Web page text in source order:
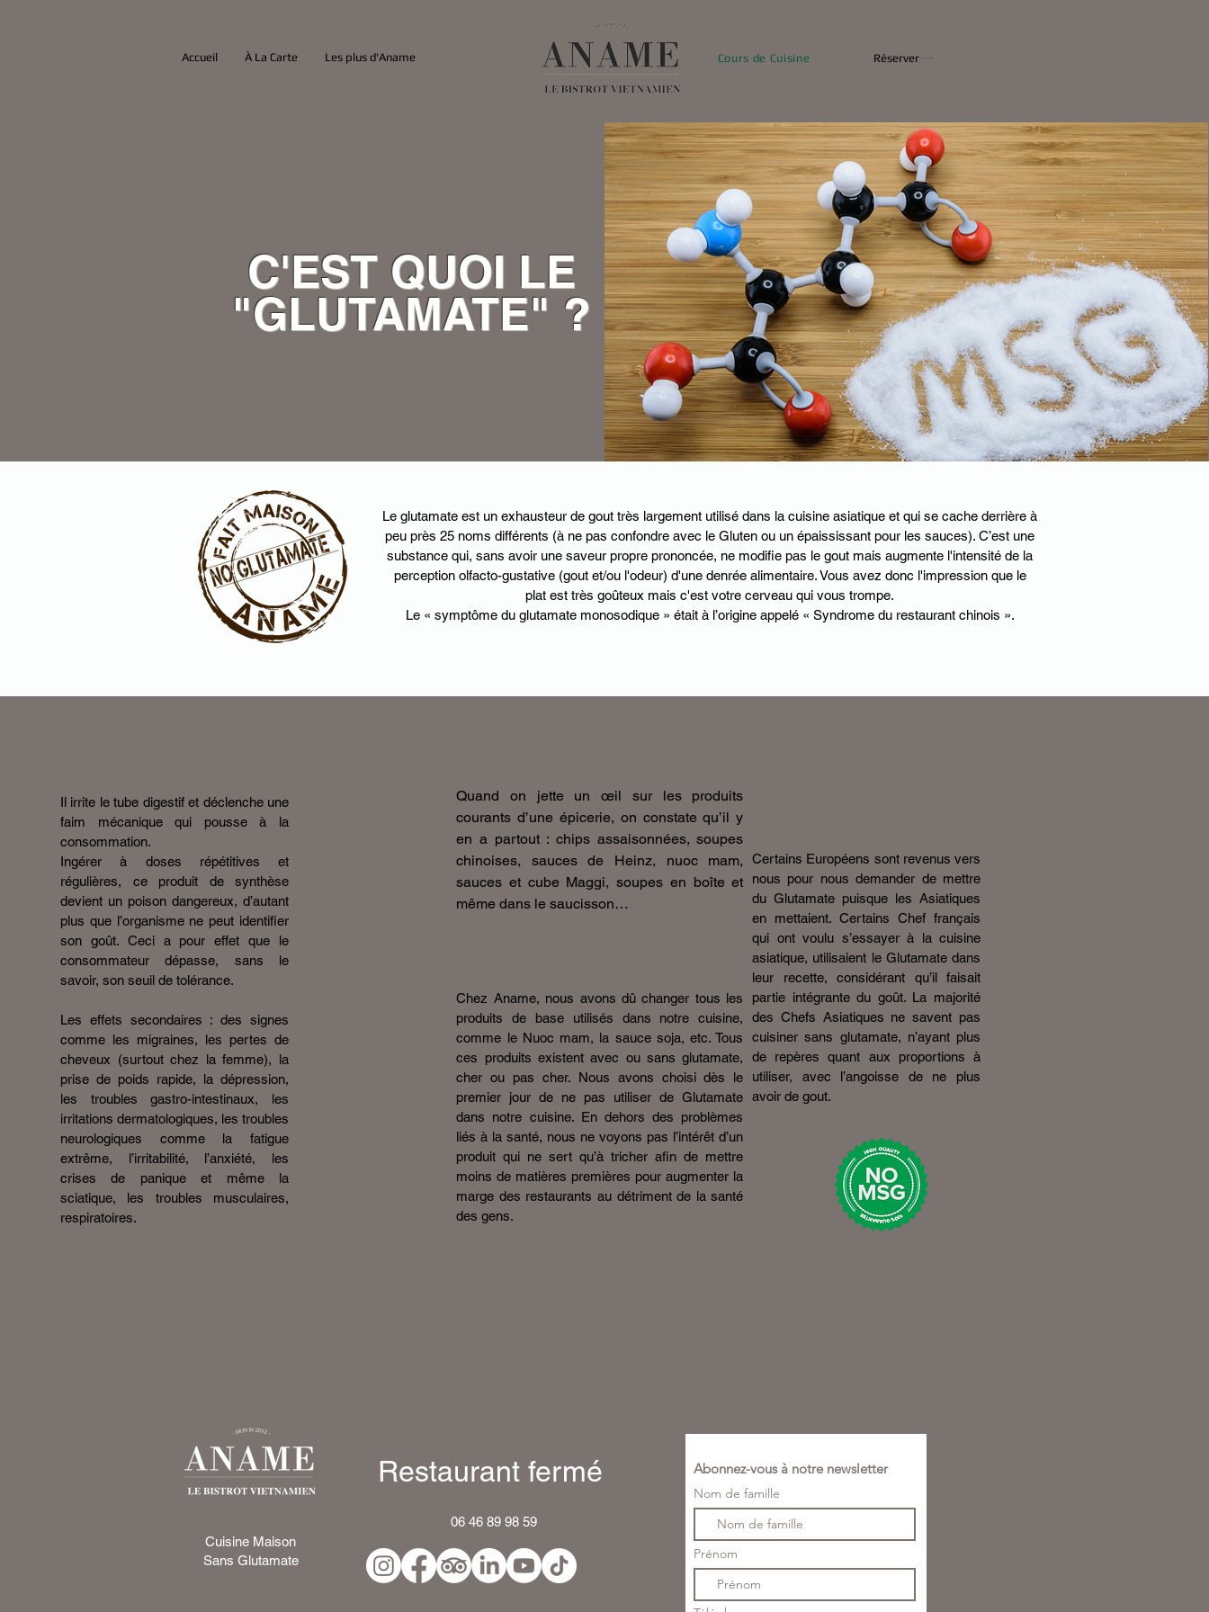
Accueil À La Carte Les plus d'Aname Cours de Cuisine Réserver
C'EST QUOI LE
"GLUTAMATE" ?
Le glutamate est un exhausteur de gout très largement utilisé dans la cuisine asiatique et qui se cache derrière à
peu près 25 noms différents (à ne pas confondre avec le Gluten ou un épaississant pour les sauces). C’est une
substance qui, sans avoir une saveur propre prononcée, ne modifie pas le gout mais augmente l'intensité de la
perception olfacto-gustative (gout et/ou l'odeur) d'une denrée alimentaire. Vous avez donc l'impression que le
plat est très goûteux mais c'est votre cerveau qui vous trompe.
Le « symptôme du glutamate monosodique » était à l’origine appelé « Syndrome du restaurant chinois ».
Quand on jette un œil sur les produits
courants d’une épicerie, on constate qu’il y
en a partout : chips assaisonnées, soupes
chinoises, sauces de Heinz, nuoc mam,
sauces et cube Maggi, soupes en boîte et
même dans le saucisson…
Chez Aname, nous avons dû changer tous les
produits de base utilisés dans notre cuisine,
comme le Nuoc mam, la sauce soja, etc. Tous
ces produits existent avec ou sans glutamate,
cher ou pas cher. Nous avons choisi dès le
premier jour de ne pas utiliser de Glutamate
dans notre cuisine. En dehors des problèmes
liés à la santé, nous ne voyons pas l’intérêt d’un
produit qui ne sert qu’à tricher afin de mettre
moins de matières premières pour augmenter la
marge des restaurants au détriment de la santé
des gens.
Certains Européens sont revenus vers
nous pour nous demander de mettre
du Glutamate puisque les Asiatiques
en mettaient. Certains Chef français
qui ont voulu s’essayer à la cuisine
asiatique, utilisaient le Glutamate dans
leur recette, considérant qu’il faisait
partie intégrante du goût. La majorité
des Chefs Asiatiques ne savent pas
cuisiner sans glutamate, n’ayant plus
de repères quant aux proportions à
utiliser, avec l’angoisse de ne plus
avoir de gout.
Il irrite le tube digestif et déclenche une
faim mécanique qui pousse à la
consommation.
Ingérer à doses répétitives et
régulières, ce produit de synthèse
devient un poison dangereux, d’autant
plus que l’organisme ne peut identifier
son goût. Ceci a pour effet que le
consommateur dépasse, sans le
savoir, son seuil de tolérance.
Les effets secondaires : des signes
comme les migraines, les pertes de
cheveux (surtout chez la femme), la
prise de poids rapide, la dépression,
les troubles gastro-intestinaux, les
irritations dermatologiques, les troubles
neurologiques comme la fatigue
extrême, l’irritabilité, l’anxiété, les
crises de panique et même la
sciatique, les troubles musculaires,
respiratoires.
Restaurant fermé
Cuisine Maison
Sans Glutamate
06 46 89 98 59
Abonnez-vous à notre newsletter
Nom de famille
Prénom